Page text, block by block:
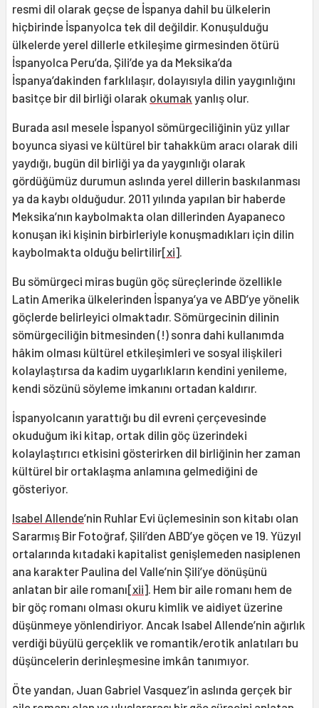
resmi dil olarak geçse de İspanya dahil bu ülkelerin
hiçbirinde İspanyolca tek dil değildir. Konuşulduğu
ülkelerde yerel dillerle etkileşime girmesinden ötürü
İspanyolca Peru’da, Şili’de ya da Meksika’da
İspanya’dakinden farklılaşır, dolayısıyla dilin yaygınlığını
basitçe bir dil birliği olarak okumak yanlış olur.
Burada asıl mesele İspanyol sömürgeciliğinin yüz yıllar
boyunca siyasi ve kültürel bir tahakküm aracı olarak dili
yaydığı, bugün dil birliği ya da yaygınlığı olarak
gördüğümüz durumun aslında yerel dillerin baskılanması
ya da kaybı olduğudur. 2011 yılında yapılan bir haberde
Meksika’nın kaybolmakta olan dillerinden Ayapaneco
konuşan iki kişinin birbirleriyle konuşmadıkları için dilin
kaybolmakta olduğu belirtilir[xi]
Bu sömürgeci miras bugün göç süreçlerinde özellikle
Latin Amerika ülkelerinden İspanya’ya ve ABD’ye yönelik
göçlerde belirleyici olmaktadır. Sömürgecinin dilinin
sömürgeciliğin bitmesinden (!) sonra dahi kullanımda
hâkim olması kültürel etkileşimleri ve sosyal ilişkileri
kolaylaştırsa da kadim uygarlıkların kendini yenileme,
kendi sözünü söyleme imkanını ortadan kaldırır.
İspanyolcanın yarattığı bu dil evreni çerçevesinde
okuduğum iki kitap, ortak dilin göç üzerindeki
kolaylaştırıcı etkisini gösterirken dil birliğinin her zaman
kültürel bir ortaklaşma anlamına gelmediğini de
gösteriyor.
Isabel Allende’nin Ruhlar Evi üçlemesinin son kitabı olan
Sararmış Bir Fotoğraf, Şili’den ABD’ye göçen ve 19. Yüzyıl
ortalarında kıtadaki kapitalist genişlemeden nasiplenen
ana karakter Paulina del Valle’nin Şili’ye dönüşünü
anlatan bir aile romanı[xii] . Hem bir aile romanı hem de
bir göç romanı olması okuru kimlik ve aidiyet üzerine
düşünmeye yönlendiriyor. Ancak Isabel Allende’nin ağırlık
verdiği büyülü gerçeklik ve romantik/erotik anlatıları bu
düşüncelerin derinleşmesine imkân tanımıyor.
Öte yandan, Juan Gabriel Vasquez’in aslında gerçek bir